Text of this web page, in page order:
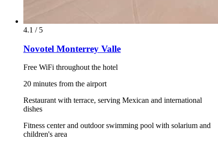
4.1 / 5
Novotel Monterrey Valle
Free WiFi throughout the hotel
20 minutes from the airport
Restaurant with terrace, serving Mexican and international
dishes
Fitness center and outdoor swimming pool with solarium and
children's area